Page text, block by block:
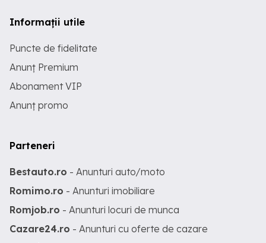
Informații utile
Puncte de fidelitate
Anunț Premium
Abonament VIP
Anunț promo
Parteneri
Bestauto.ro - Anunturi auto/moto
Romimo.ro - Anunturi imobiliare
Romjob.ro - Anunturi locuri de munca
Cazare24.ro - Anunturi cu oferte de cazare